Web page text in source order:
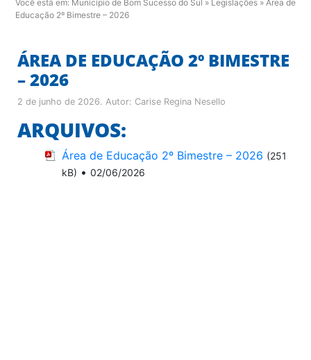
Você está em: Município de Bom Sucesso do Sul » Legislações » Área de
Educação 2º Bimestre – 2026
ÁREA DE EDUCAÇÃO 2º BIMESTRE
– 2026
2 de junho de 2026. Autor: Carise Regina Nesello
ARQUIVOS:
Área de Educação 2º Bimestre – 2026 (251
kB) • 02/06/2026